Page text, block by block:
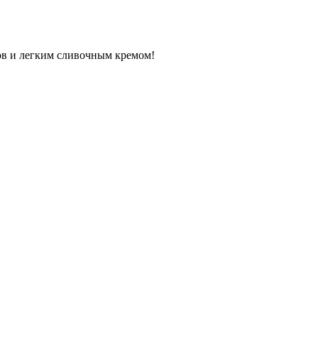
и легким сливочным кремом!